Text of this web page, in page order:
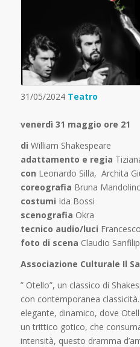
31/05/2024 Teatro
venerdì 31 maggio ore 21
di William Shakespeare
adattamento e regia
con Leonardo Silla, Archita
coreografia Bruna
costumi Ida Bossi
scenografia Okra
tecnico audio/luci
foto di scena Claudio
Associazione Culturale Il
” Otello”, un classico di
con contemporanea
elegante, dinamico, dove
un trittico gotico, che
intensità, questo dramma